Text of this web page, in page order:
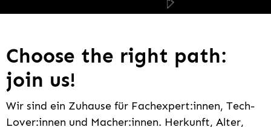
Choose the right path:
join us!
Wir sind ein Zuhause für Fachexpert:innen, Tech-
Lover:innen und Macher:innen. Herkunft, Alter,